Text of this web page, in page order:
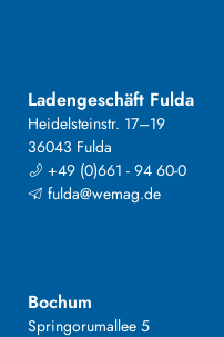
Ladengeschäft Fulda
Heidelsteinstr. 17–19
36043 Fulda
+49 (0)661 - 94 60-0
fulda@wemag.de
Bochum
Springorumallee 5